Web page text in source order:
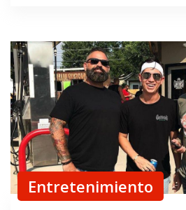
Entretenimiento